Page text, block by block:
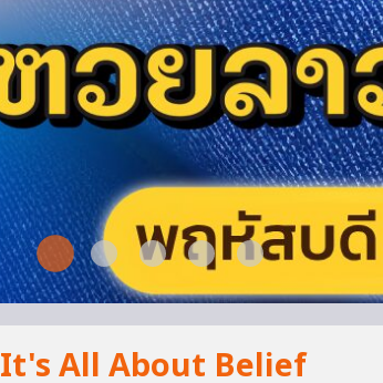
It's All About Belief